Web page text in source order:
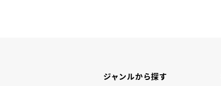
ジャンルから探す